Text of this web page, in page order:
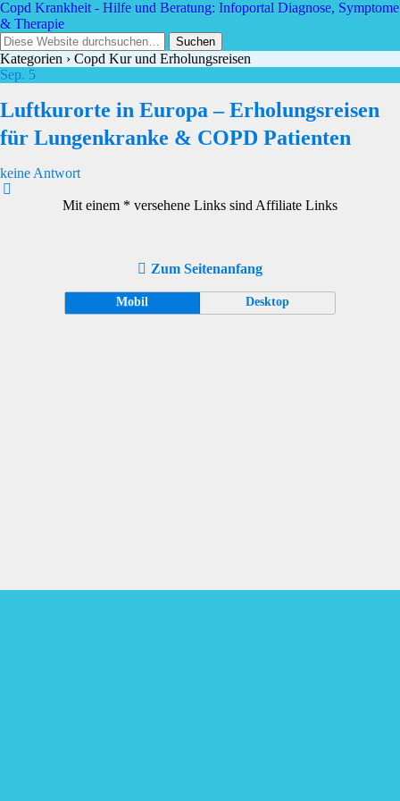
Copd Krankheit - Hilfe und Beratung: Infoportal Diagnose, Symptome
& Therapie
Kategorien › Copd Kur und Erholungsreisen
Sep. 5
Luftkurorte in Europa – Erholungsreisen
für Lungenkranke & COPD Patienten
keine Antwort
Mit einem * versehene Links sind Affiliate Links
Zum Seitenanfang
Mobil Desktop